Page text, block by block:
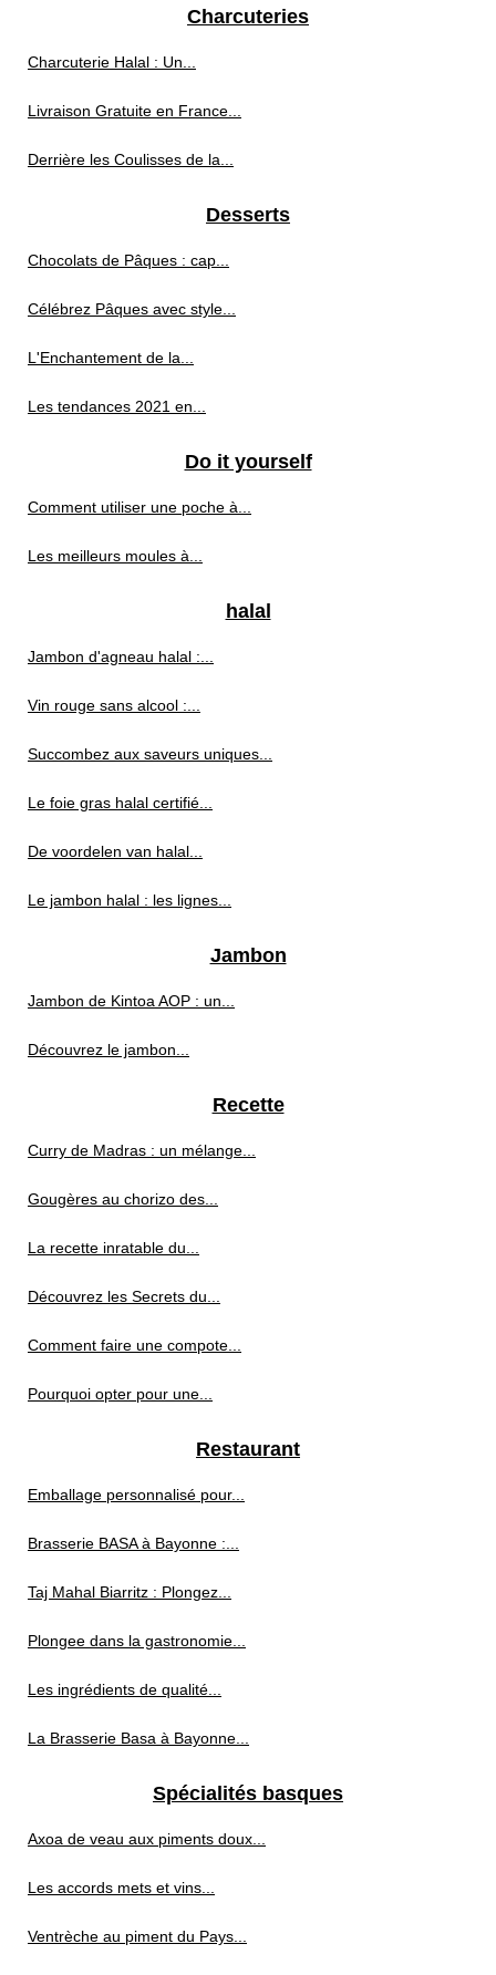
Charcuteries
Charcuterie Halal : Un...
Livraison Gratuite en France...
Derrière les Coulisses de la...
Desserts
Chocolats de Pâques : cap...
Célébrez Pâques avec style...
L'Enchantement de la...
Les tendances 2021 en...
Do it yourself
Comment utiliser une poche à...
Les meilleurs moules à...
halal
Jambon d'agneau halal :...
Vin rouge sans alcool :...
Succombez aux saveurs uniques...
Le foie gras halal certifié...
De voordelen van halal...
Le jambon halal : les lignes...
Jambon
Jambon de Kintoa AOP : un...
Découvrez le jambon...
Recette
Curry de Madras : un mélange...
Gougères au chorizo des...
La recette inratable du...
Découvrez les Secrets du...
Comment faire une compote...
Pourquoi opter pour une...
Restaurant
Emballage personnalisé pour...
Brasserie BASA à Bayonne :...
Taj Mahal Biarritz : Plongez...
Plongee dans la gastronomie...
Les ingrédients de qualité...
La Brasserie Basa à Bayonne...
Spécialités basques
Axoa de veau aux piments doux...
Les accords mets et vins...
Ventrèche au piment du Pays...